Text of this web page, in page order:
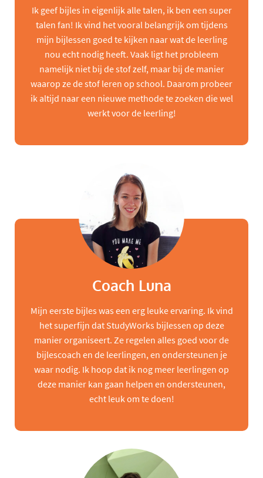
Ik geef bijles in eigenlijk alle talen, ik ben een super
talen fan! Ik vind het vooral belangrijk om tijdens
mijn bijlessen goed te kijken naar wat de leerling
nou echt nodig heeft. Vaak ligt het probleem
namelijk niet bij de stof zelf, maar bij de manier
waarop ze de stof leren op school. Daarom probeer
ik altijd naar een nieuwe methode te zoeken die wel
werkt voor de leerling!
Coach Luna
Mijn eerste bijles was een erg leuke ervaring. Ik vind
het superfijn dat StudyWorks bijlessen op deze
manier organiseert. Ze regelen alles goed voor de
bijlescoach en de leerlingen, en ondersteunen je
waar nodig. Ik hoop dat ik nog meer leerlingen op
deze manier kan gaan helpen en ondersteunen,
echt leuk om te doen!